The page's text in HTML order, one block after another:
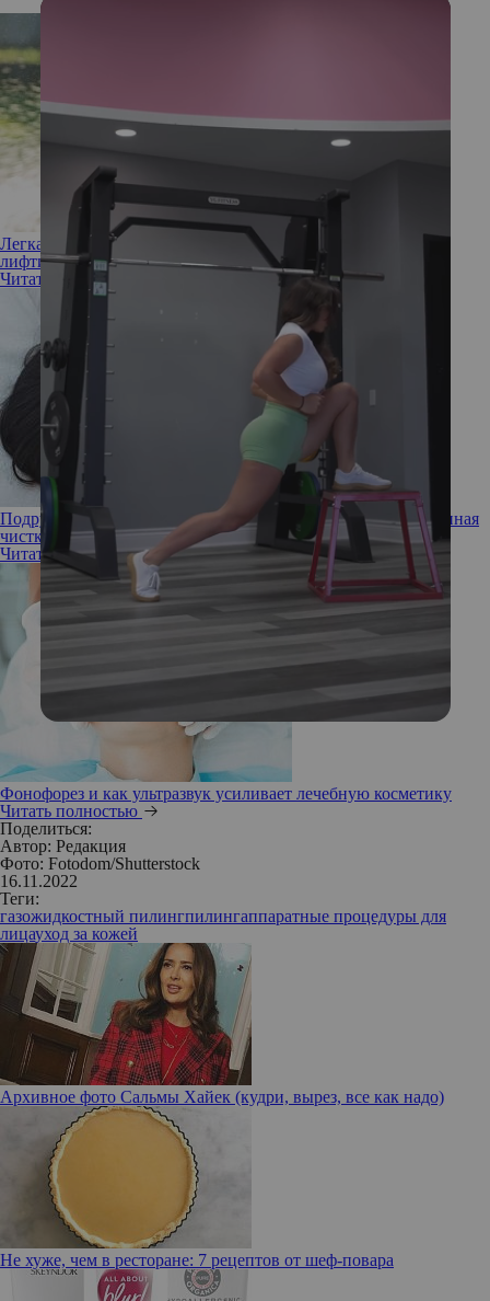
Легкая артиллерия: вы слышали о пневмокинетическом
лифтинге?
Читать полностью
Подручные средства: что собой представляет комбинированная
чистка лица
Читать полностью
Фонофорез и как ультразвук усиливает лечебную косметику
Читать полностью
Поделиться:
Автор: Редакция
Фото: Fotodom/Shutterstock
16.11.2022
Теги:
газожидкостный пилингпилингаппаратные процедуры для
лицауход за кожей
Архивное фото Сальмы Хайек (кудри, вырез, все как надо)
Не хуже, чем в ресторане: 7 рецептов от шеф-повара